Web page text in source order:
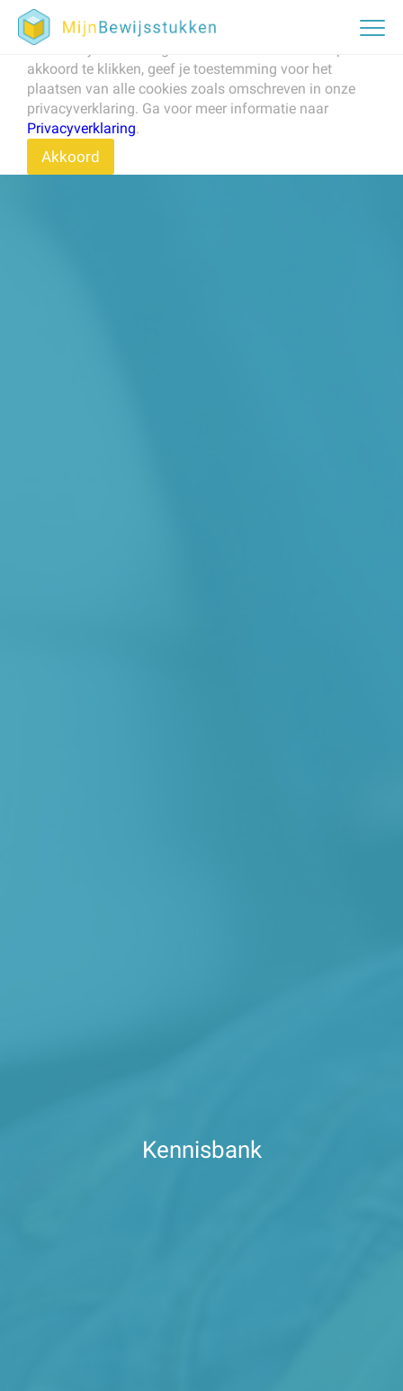
Om onze website te verbeteren, naar behoren te laten
werken, en om het verkeer op de website te analyseren
maken wij en derden gebruik van cookies. Door op
akkoord te klikken, geef je toestemming voor het
plaatsen van alle cookies zoals omschreven in onze
privacyverklaring. Ga voor meer informatie naar
Privacyverklaring.
Akkoord
Kennisbank